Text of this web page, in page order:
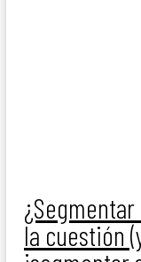
la cuestión